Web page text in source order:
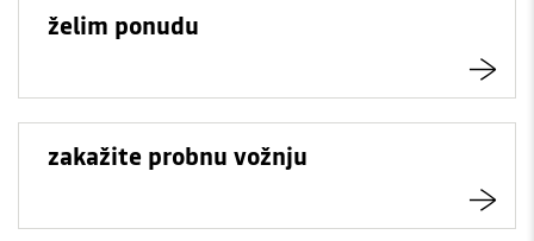
želim ponudu
zakažite probnu vožnju